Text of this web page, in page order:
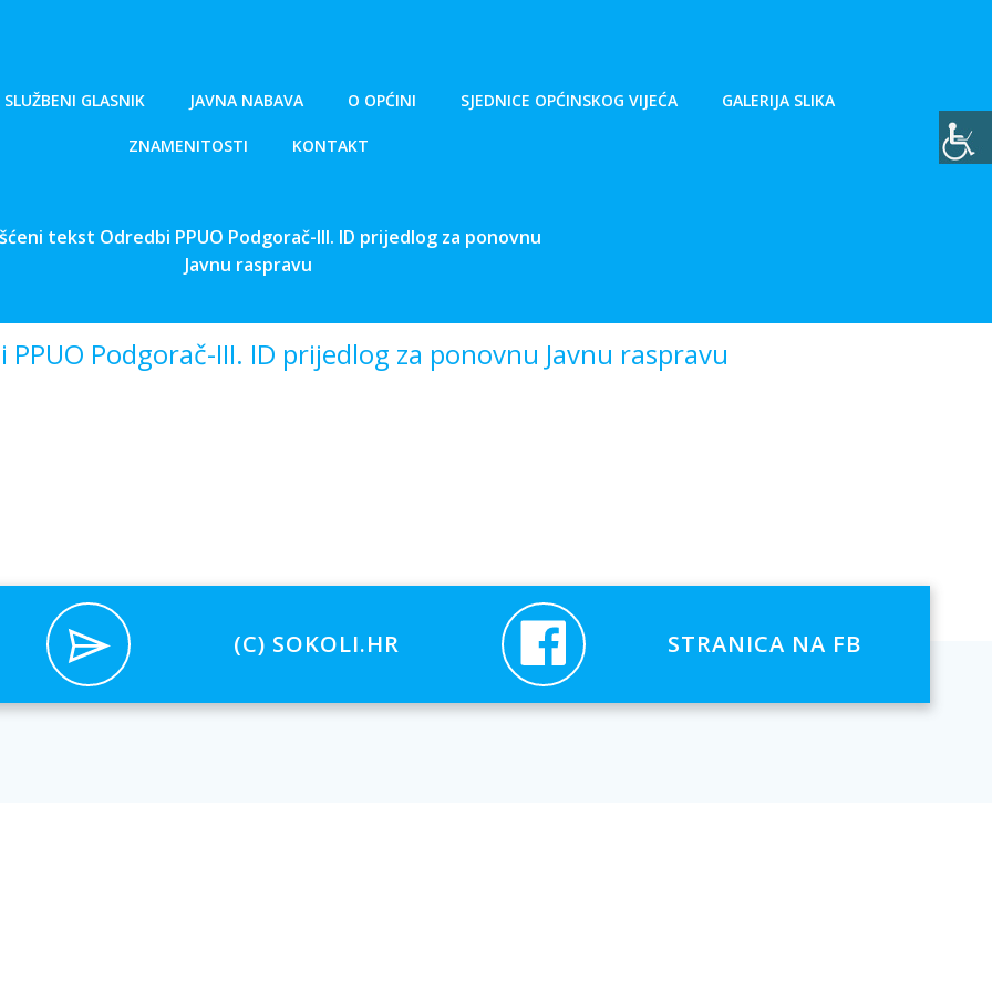
SLUŽBENI GLASNIK JAVNA NABAVA O OPĆINI SJEDNICE OPĆINSKOG VIJEĆA GALERIJA SLIKA
ZNAMENITOSTI KONTAKT
tekst Odredbi PPUO Podgorač-III. ID prijedlog za ponovnu
Javnu raspravu
Podgorač-III. ID prijedlog za ponovnu Javnu raspravu
(C) SOKOLI.HR STRANICA NA FB